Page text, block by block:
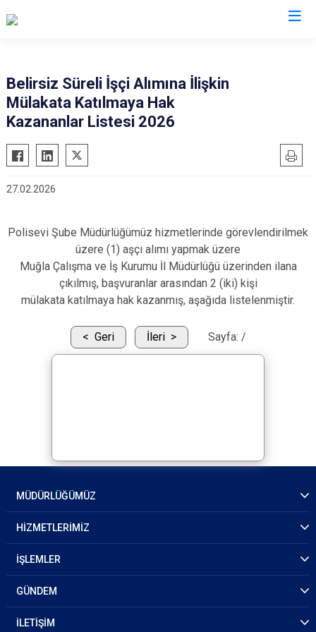
Belirsiz Süreli İşçi Alımına İlişkin
Mülakata Katılmaya Hak
Kazananlar Listesi 2026
27.02.2026
Polisevi Şube Müdürlüğümüz hizmetlerinde görevlendirilmek
üzere (1) aşçı alımı yapmak üzere
Muğla Çalışma ve İş Kurumu İl Müdürlüğü üzerinden ilana
çıkılmış, başvuranlar arasından 2 (iki) kişi
mülakata katılmaya hak kazanmış, aşağıda listelenmiştir.
Geri İleri Sayfa: /
MÜDÜRLÜĞÜMÜZ
HİZMETLERİMİZ
İŞLEMLER
GÜNDEM
İLETİŞİM